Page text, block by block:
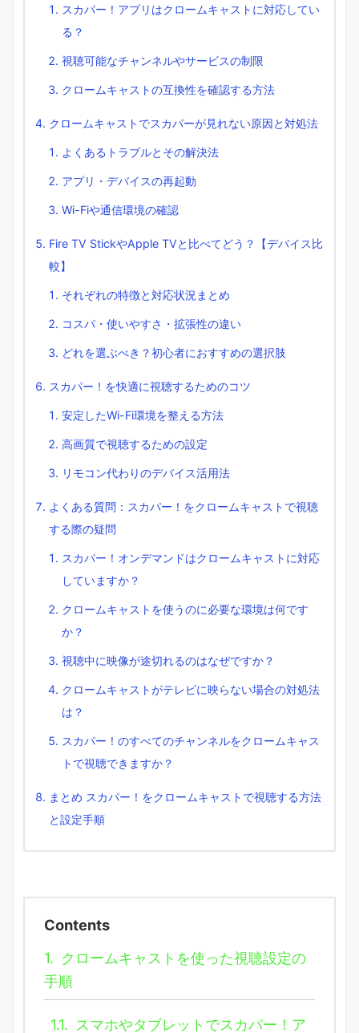
スカパー！アプリはクロームキャストに対応してい
る？
視聴可能なチャンネルやサービスの制限
クロームキャストの互換性を確認する方法
クロームキャストでスカパーが見れない原因と対処法
よくあるトラブルとその解決法
アプリ・デバイスの再起動
Wi-Fiや通信環境の確認
Fire TV StickやApple TVと比べてどう？【デバイス比
較】
それぞれの特徴と対応状況まとめ
コスパ・使いやすさ・拡張性の違い
どれを選ぶべき？初心者におすすめの選択肢
スカパー！を快適に視聴するためのコツ
安定したWi-Fi環境を整える方法
高画質で視聴するための設定
リモコン代わりのデバイス活用法
よくある質問：スカパー！をクロームキャストで視聴
する際の疑問
スカパー！オンデマンドはクロームキャストに対応
していますか？
クロームキャストを使うのに必要な環境は何です
か？
視聴中に映像が途切れるのはなぜですか？
クロームキャストがテレビに映らない場合の対処法
は？
スカパー！のすべてのチャンネルをクロームキャス
トで視聴できますか？
まとめ スカパー！をクロームキャストで視聴する方法
と設定手順
Contents
1. クロームキャストを使った視聴設定の
手順
1.1. スマホやタブレットでスカパー！ア